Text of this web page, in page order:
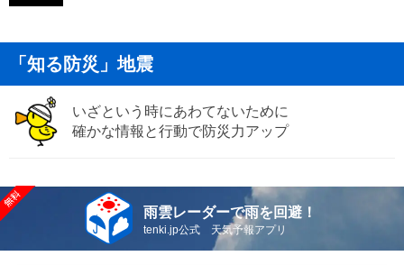
「知る防災」地震
いざという時にあわてないために
確かな情報と行動で防災力アップ
雨雲レーダーで雨を回避！
tenki.jp公式 天気予報アプリ